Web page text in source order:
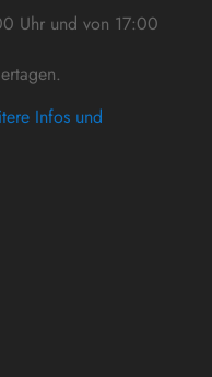
Uhr und von 17:00
Infos und